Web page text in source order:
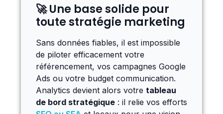
🚀 Une base solide pour
toute stratégie marketing
Sans données fiables, il est impossible
de piloter efficacement votre
référencement, vos campagnes Google
Ads ou votre budget communication.
Analytics devient alors votre tableau
de bord stratégique : il relie vos efforts